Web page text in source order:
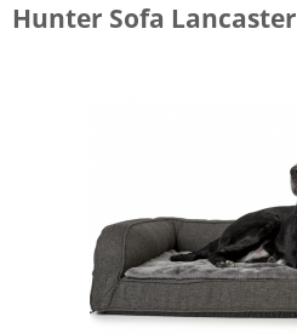
Hunter Sofa Lancaster